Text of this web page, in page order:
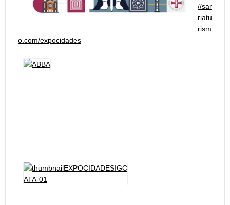
//sar
riatu
rism
o.com/expocidades